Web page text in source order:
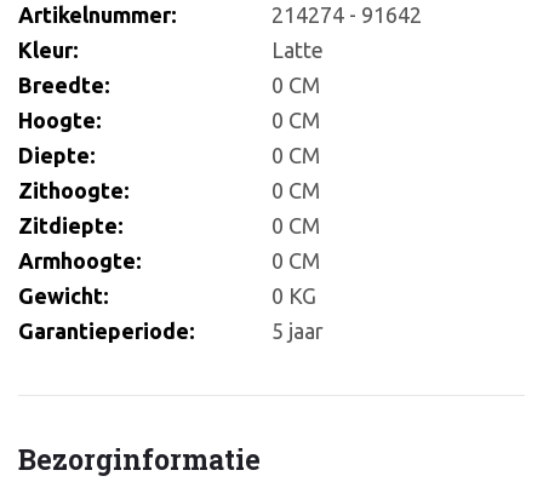
Artikelnummer:
214274 - 91642
Kleur:
Latte
Breedte:
0 CM
Hoogte:
0 CM
Diepte:
0 CM
Zithoogte:
0 CM
Zitdiepte:
0 CM
Armhoogte:
0 CM
Gewicht:
0 KG
Garantieperiode:
5 jaar
Bezorginformatie